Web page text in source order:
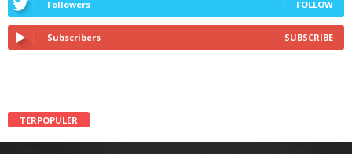
Followers FOLLOW
Subscribers SUBSCRIBE
TERPOPULER